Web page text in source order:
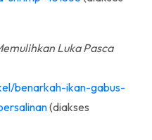
Luka Pasca
benarkah-ikan-gabus-
(diakses